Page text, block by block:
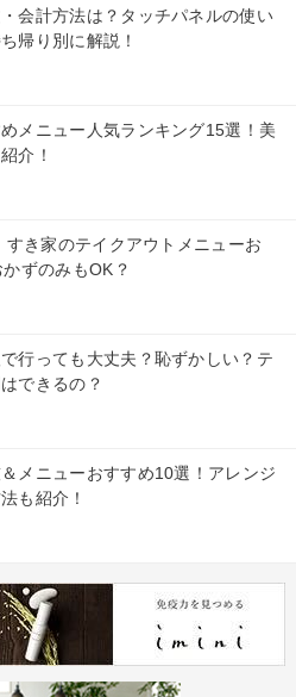
会計方法は？タッチパネルの使い
帰り別に解説！
メニュー人気ランキング15選！美
介！
すき家のテイクアウトメニューお
ずのみもOK？
行っても大丈夫？恥ずかしい？テ
できるの？
メニューおすすめ10選！アレンジ
も紹介！